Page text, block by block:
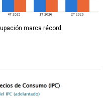
marca récord